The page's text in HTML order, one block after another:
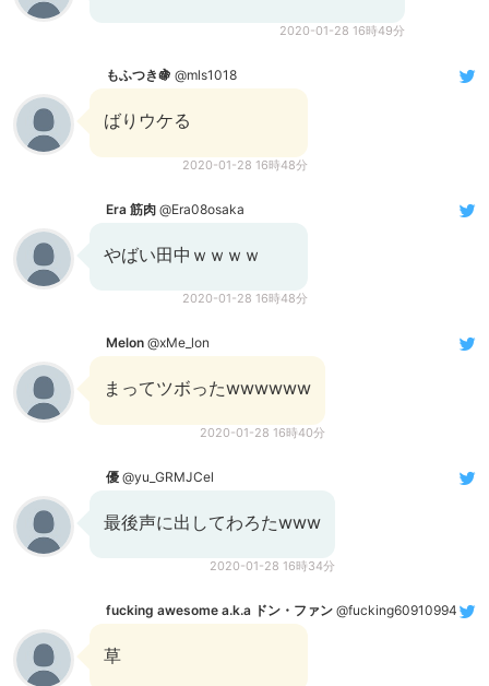
2020-01-28 16時49分
もふつき🍇 @mls1018
ばりウケる
2020-01-28 16時48分
Era 筋肉 @Era08osaka
やばい田中ｗｗｗｗ
2020-01-28 16時48分
Melon @xMe_lon
まってツボったwwwwww
2020-01-28 16時40分
優 @yu_GRMJCel
最後声に出してわろたwww
2020-01-28 16時34分
fucking awesome a.k.a ドン・ファン @fucking60910994
草